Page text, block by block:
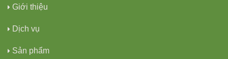
Giới thiệu
Dịch vụ
Sản phẩm